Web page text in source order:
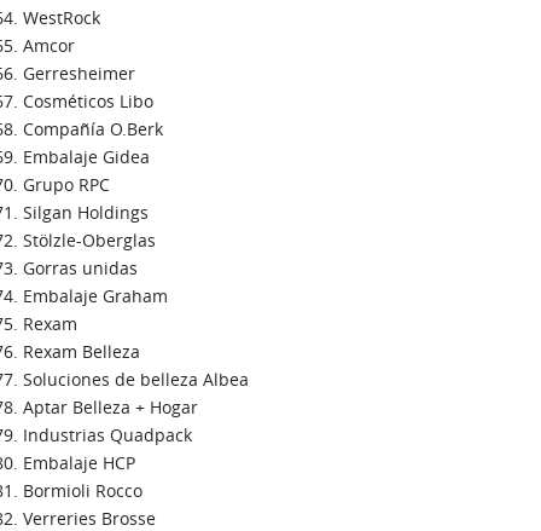
WestRock
Amcor
Gerresheimer
Cosméticos Libo
Compañía O.Berk
Embalaje Gidea
Grupo RPC
Silgan Holdings
Stölzle-Oberglas
Gorras unidas
Embalaje Graham
Rexam
Rexam Belleza
Soluciones de belleza Albea
Aptar Belleza + Hogar
Industrias Quadpack
Embalaje HCP
Bormioli Rocco
Verreries Brosse